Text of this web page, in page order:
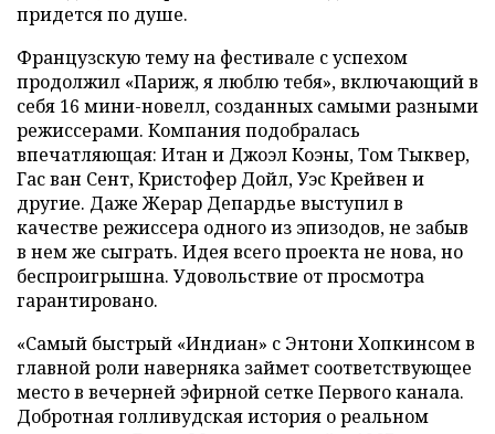
придется по душе.
Французскую тему на фестивале с успехом
продолжил «Париж, я люблю тебя», включающий в
себя 16 мини-новелл, созданных самыми разными
режиссерами. Компания подобралась
впечатляющая: Итан и Джоэл Коэны, Том Тыквер,
Гас ван Сент, Кристофер Дойл, Уэс Крейвен и
другие. Даже Жерар Депардье выступил в
качестве режиссера одного из эпизодов, не забыв
в нем же сыграть. Идея всего проекта не нова, но
беспроигрышна. Удовольствие от просмотра
гарантировано.
«Самый быстрый «Индиан» с Энтони Хопкинсом в
главной роли наверняка займет соответствующее
место в вечерней эфирной сетке Первого канала.
Добротная голливудская история о реальном